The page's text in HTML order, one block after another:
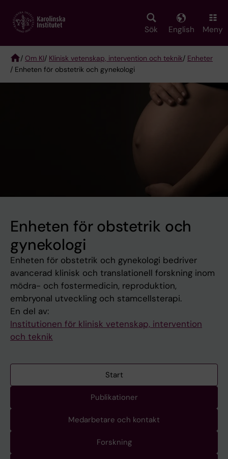
main
Sök English Meny
Breadcrumb
/ Om KI/ Klinisk vetenskap, intervention och teknik/ Enheter
/ Enheten för obstetrik och gynekologi
Enheten för obstetrik och
gynekologi
Enheten för obstetrik och gynekologi bedriver
avancerad klinisk och translationell forskning inom
mödra- och fostermedicin, reproduktion,
embryonal utveckling och stamcellsterapi.
En del av:
Institutionen för klinisk vetenskap, intervention
och teknik
Start
Publikationer
Medarbetare och kontakt
Forskning